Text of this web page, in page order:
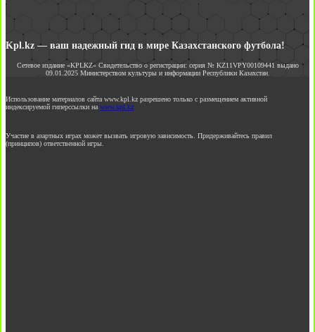
Kpl.kz — ваш надежный гид в мире Казахстанского футбола!
Сетевое издание «KPLKZ» Свидетельство о регистрации: серия № KZ11VPY00109441 выдано
09.01.2025 Министерством культуры и информации Республики Казахстан.
Использование материалов сайта www.kpl.kz разрешено только с размещением активной
индексируемой гиперссылки на www.kpl.kz
Участие в азартных играх может вызвать игровую зависимость. Придерживайтесь правил
(принципов) ответственной игры.